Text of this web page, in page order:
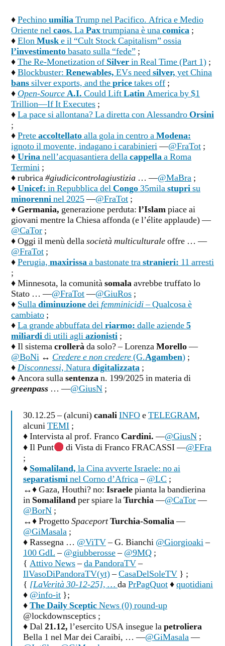
♦PechinoumiliaTrump nel Pacifico. Africa e Medio
Oriente nelcaos. LaPaxtrumpiana è unacomica ;
♦ElonMuske il “Cult Stock Capitalism” ossia
l’investimentobasato sulla “fede” ;
♦The Re-Monetization of Silverin Real Time (Part 1) ;
♦Blockbuster: Renewables, EVs needsilver, yet China
banssilver exports, and thepricetakes off ;
♦ Open-SourceA.I. Could LiftLatinAmerica by $1
Trillion—If It Executes ;
♦La pace si allontana? La diretta con AlessandroOrsini
;
♦Preteaccoltellatoalla gola in centro aModena:
ignoto il movente, indagano i carabinieri—@FraTot ;
♦Urinanell’acquasantiera dellacappellaa Roma
Termini ;
♦ rubrica#giudicicontrolagiustizia … —@MaBra ;
♦Unicef: in Repubblica delCongo35milastuprisu
minorenninel 2025—@FraTot ;
♦ Germania, generazione perduta: l’Islampiace ai
giovani mentre la Chiesa affonda (e l’élite applaude) —
@CaTor ;
♦ Oggi il menù dellasocietà multiculturaleoffre … —
@FraTot ;
♦Perugia, maxirissaa bastonate trastranieri: 11 arresti
;
♦ Minnesota, la comunitàsomalaavrebbe truffato lo
Stato … —@FraTot—@GiuRos ;
♦ Sulladiminuzionedeifemminicidi– Qualcosa è
cambiato ;
♦La grande abbuffata delriarmo: dalle aziende5
miliardidi utili agliazionisti ;
♦ Il sistemacrolleràda solo? – LorenzaMorello—
@BoNi ↔ Credere e non credere(G.Agamben) ;
♦Disconnessi, Naturadigitalizzata ;
♦ Ancora sullasentenzan. 199/2025 in materia di
greenpass … —@GiusN ;
30.12.25 – (alcuni)canaliINFOeTELEGRAM,
alcuniTEMI ;
♦ Intervista al prof. Franco Cardini.—@GiusN ;
♦ Il Punt
di Vista di Franco FRACASSI —@FFra
;
♦ Somaliland, la Cina avverte Israele: no ai
separatisminel Corno d’Africa–@LC ;
↔♦ Gaza, Houthi? no: Israelepianta la bandierina
in Somalilandper spiare laTurchia—@CaTor—
@BorN ;
↔♦ ProgettoSpaceportTurchia-Somalia—
@GiMasala ;
♦ Rassegna … @ViTV– G. Bianchi @Giorgioaki–
100 GdL–@giubberosse–@9MQ ;
{ Attivo News–da PandoraTV–
IlVasoDiPandoraTV(yt)–CasaDelSoleTV } ;
{ [LaVerità 30-12-25], … daPrPagQuot♦quotidiani
♦ @info-it };
♦The Daily ScepticNews (0) round-up
@lockdownsceptics ;
♦ Dal21.12, l’esercito USA insegue lapetroliera
Bella 1 nel Mar dei Caraibi, … —@GiMasala—